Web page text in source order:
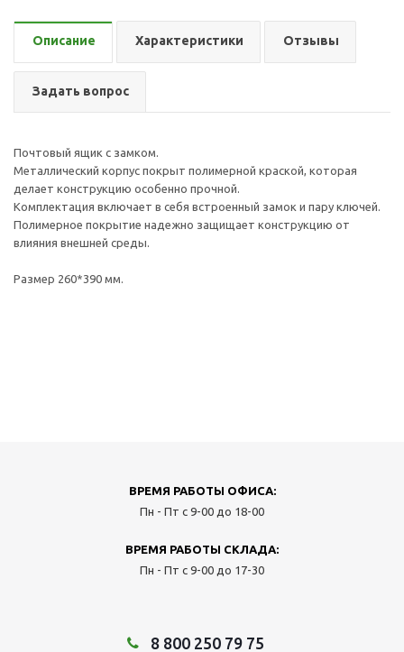
Описание Характеристики Отзывы
Задать вопрос
Почтовый ящик с замком.
Металлический корпус покрыт полимерной краской, которая
делает конструкцию особенно прочной.
Комплектация включает в себя встроенный замок и пару ключей.
Полимерное покрытие надежно защищает конструкцию от
влияния внешней среды.
Размер 260*390 мм.
ВРЕМЯ РАБОТЫ ОФИСА:
Пн - Пт с 9-00 до 18-00
ВРЕМЯ РАБОТЫ СКЛАДА:
Пн - Пт с 9-00 до 17-30
8 800 250 79 75